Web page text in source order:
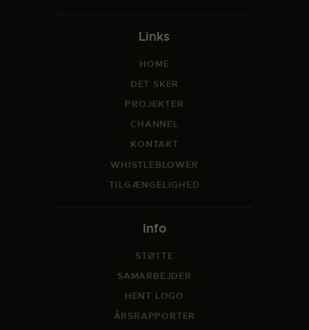
Links
HOME
DET SKER
PROJEKTER
CHANNEL
KONTAKT
WHISTLEBLOWER
TILGÆNGELIGHED
Info
STØTTE
SAMARBEJDER
HENT LOGO
ÅRSRAPPORTER